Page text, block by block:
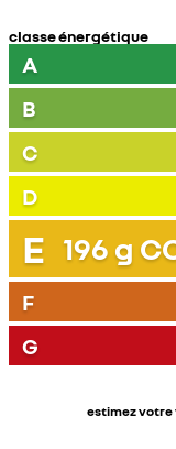
classe énergétique
A
B
C
D
E 196 g
F
G
estimez votre